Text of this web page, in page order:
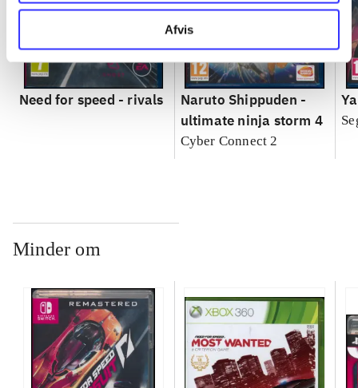
Afvis
Need for speed - rivals
Naruto Shippuden -
ultimate ninja storm 4
Cyber Connect 2
Minder om